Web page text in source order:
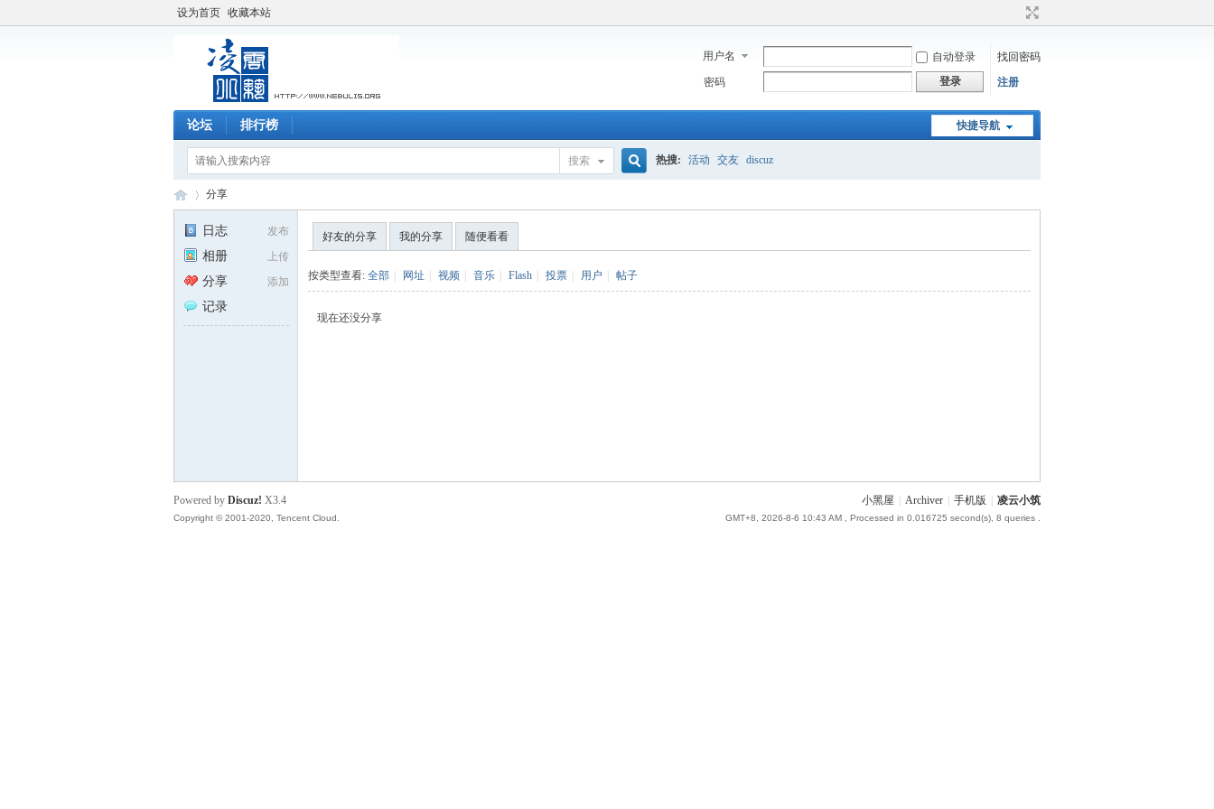
设为首页 收藏本站
用户名 自动登录
找回密码
密码
登录 注册
快捷导航
论坛 排行榜
搜索 热搜: 活动 交友 discuz
分享
发布
日志
上传
相册
添加
分享
记录
好友的分享 我的分享 随便看看
按类型查看: 全部 网址 视频 音乐 Flash 投票 用户 帖子
现在还没分享
小黑屋 Archiver 手机版 凌云小筑
GMT+8, 2026-8-6 10:43 AM , Processed in 0.016725 second(s), 8 queries .
Powered by Discuz! X3.4
Copyright © 2001-2020, Tencent Cloud.